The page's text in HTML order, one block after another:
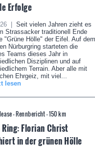
Erfolge
|
Seit vielen Jahren zieht es
Strassacker traditionell Ende
"Grüne Hölle" der Eifel. Auf dem
Nürburgring starteten die
Teams dieses Jahr in
Disziplinen und auf
Terrain. Aber alle mit
Ehrgeiz, mit viel...
lesen
- Rennbericht - 150 km
Ring: Florian Christ
in der grünen Hölle